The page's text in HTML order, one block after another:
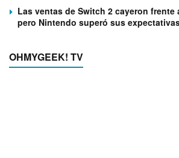
Las ventas de Switch 2 cayeron frente
pero Nintendo superó sus
OHMYGEEK! TV